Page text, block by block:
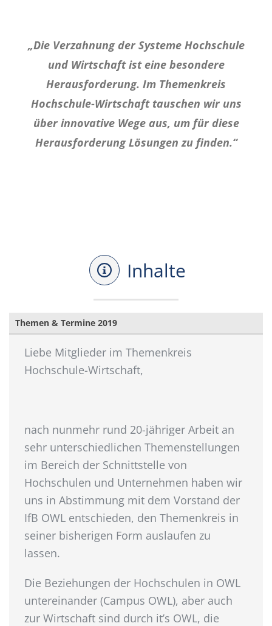
„Die Verzahnung der Systeme Hochschule
und Wirtschaft ist eine besondere
Herausforderung. Im Themenkreis
Hochschule-Wirtschaft tauschen wir uns
über innovative Wege aus, um für diese
Herausforderung Lösungen zu finden.“
Inhalte
Themen & Termine 2019
Liebe Mitglieder im Themenkreis
Hochschule-Wirtschaft,
nach nunmehr rund 20-jähriger Arbeit an
sehr unterschiedlichen Themenstellungen
im Bereich der Schnittstelle von
Hochschulen und Unternehmen haben wir
uns in Abstimmung mit dem Vorstand der
IfB OWL entschieden, den Themenkreis in
seiner bisherigen Form auslaufen zu
lassen.
Die Beziehungen der Hochschulen in OWL
untereinander (Campus OWL), aber auch
zur Wirtschaft sind durch it’s OWL, die